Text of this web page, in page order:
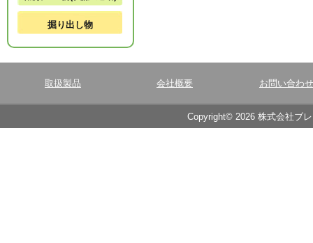
掘り出し物
取扱製品 会社概要 お問い合わせ
Copyright© 2026 株式会社ブ